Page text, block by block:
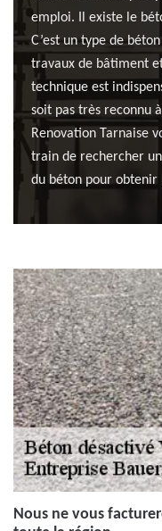
emploi. Il existe le
C’est un type de
travaux de bâtiment
technique est
soit pas très reconnu
Renovation Tarnaise
train de rechercher
du béton pour obtenir
Nous ne vous